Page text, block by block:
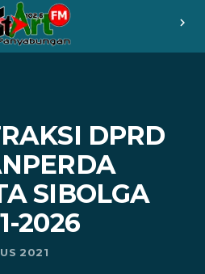
chevron_right
DPRD
SIBOLGA
2026
2021